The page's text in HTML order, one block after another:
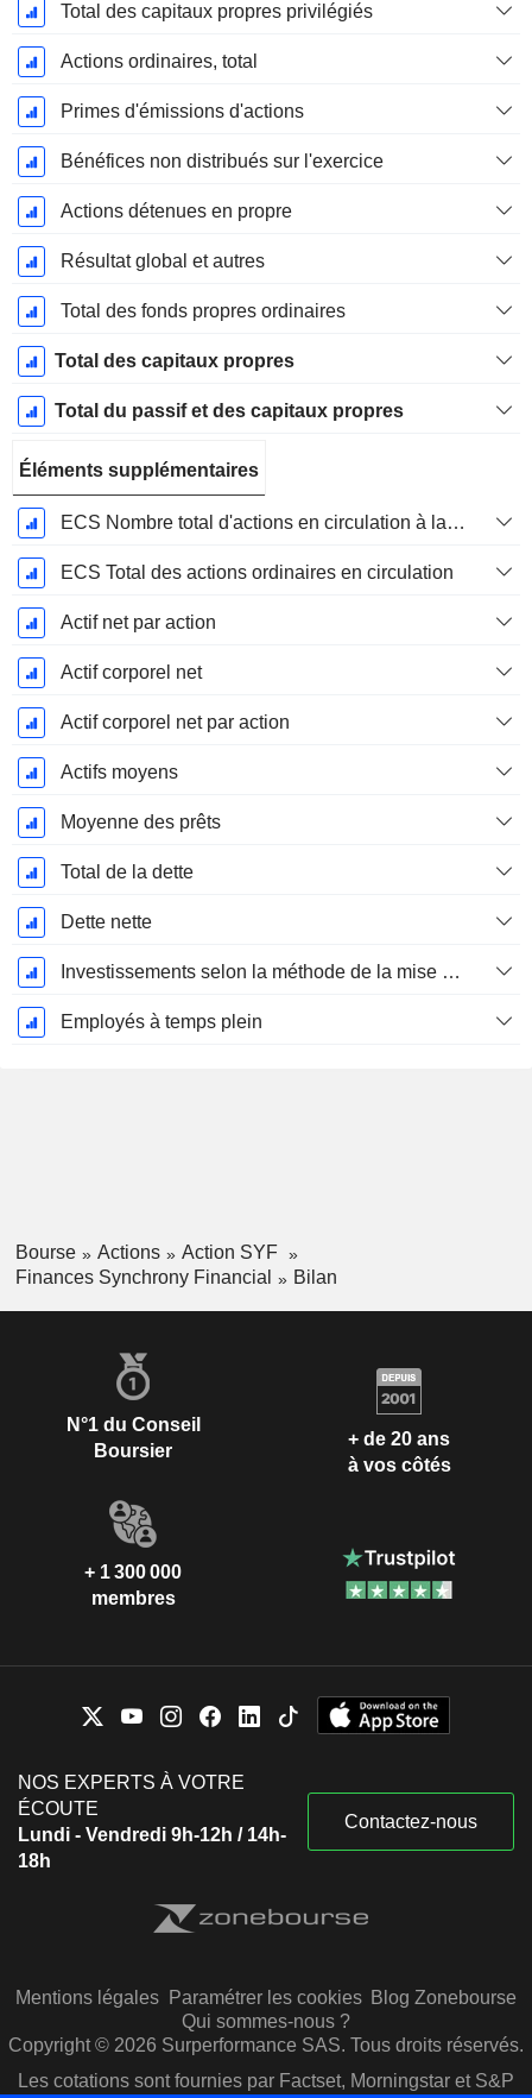
Total des capitaux propres privilégiés
Actions ordinaires, total
Primes d'émissions d'actions
Bénéfices non distribués sur l'exercice
Actions détenues en propre
Résultat global et autres
Total des fonds propres ordinaires
Total des capitaux propres
Total du passif et des capitaux propres
Éléments supplémentaires
ECS Nombre total d'actions en circulation à la date de dépôt
ECS Total des actions ordinaires en circulation
Actif net par action
Actif corporel net
Actif corporel net par action
Actifs moyens
Moyenne des prêts
Total de la dette
Dette nette
Investissements selon la méthode de la mise en équivalence, total
Employés à temps plein
Bourse Actions
Action SYF
Finances Synchrony Financial
Bilan
N°1 du Conseil
Boursier
+ de 20 ans
à vos côtés
+ 1 300 000
membres
NOS EXPERTS À VOTRE
ÉCOUTE
Lundi - Vendredi 9h-12h / 14h-
18h
Contactez-nous
Mentions légales Paramétrer les cookies Blog Zonebourse
Qui sommes-nous ?
Copyright © 2026 Surperformance SAS. Tous droits réservés.
Les cotations sont fournies par Factset, Morningstar et S&P